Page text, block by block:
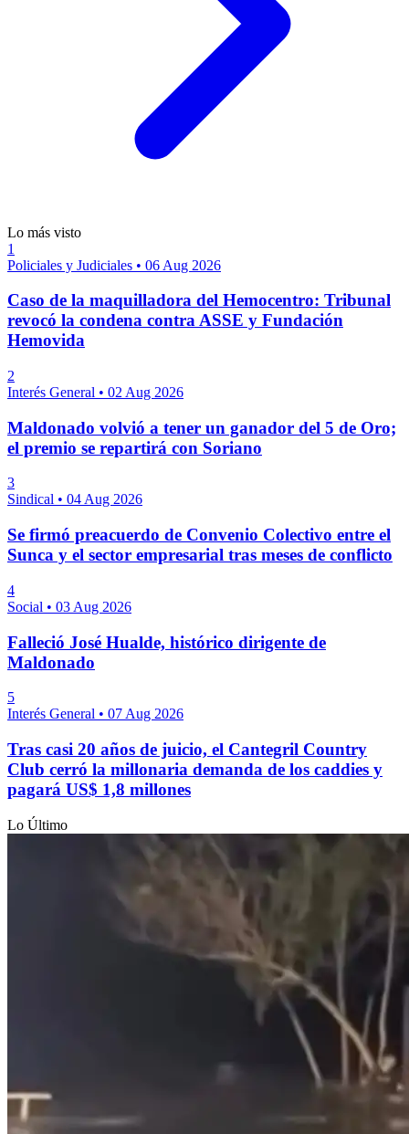
Lo más visto
1
Policiales y Judiciales • 06 Aug 2026
Caso de la maquilladora del Hemocentro: Tribunal
revocó la condena contra ASSE y Fundación
Hemovida
2
Interés General • 02 Aug 2026
Maldonado volvió a tener un ganador del 5 de Oro;
el premio se repartirá con Soriano
3
Sindical • 04 Aug 2026
Se firmó preacuerdo de Convenio Colectivo entre el
Sunca y el sector empresarial tras meses de conflicto
4
Social • 03 Aug 2026
Falleció José Hualde, histórico dirigente de
Maldonado
5
Interés General • 07 Aug 2026
Tras casi 20 años de juicio, el Cantegril Country
Club cerró la millonaria demanda de los caddies y
pagará US$ 1,8 millones
Lo Último